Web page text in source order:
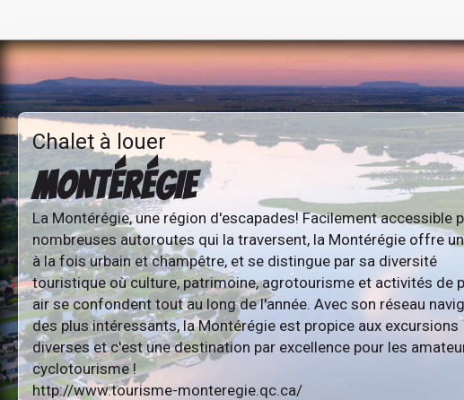
Chalet à louer
MONTÉRÉGIE
La Montérégie, une région d'escapades! Facilement accessible
nombreuses autoroutes qui la traversent, la Montérégie offre
à la fois urbain et champêtre, et se distingue par sa diversité
touristique où culture, patrimoine, agrotourisme et activités de
air se confondent tout au long de l'année. Avec son réseau
des plus intéressants, la Montérégie est propice aux excursions
diverses et c'est une destination par excellence pour les
cyclotourisme !
http://www.tourisme-monteregie.qc.ca/